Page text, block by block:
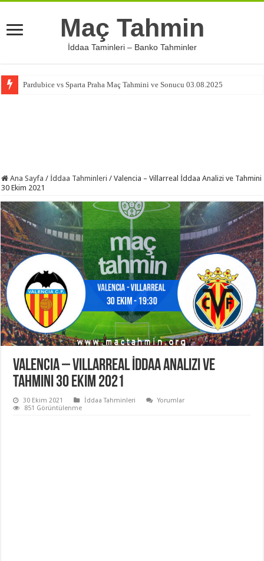
Maç Tahmin
İddaa Taminleri – Banko Tahminler
Pardubice vs Sparta Praha Maç Tahmini ve Sonucu 03.08.2025
Ana Sayfa / İddaa Tahminleri / Valencia – Villarreal İddaa Analizi ve Tahmini
30 Ekim 2021
Valencia – Villarreal İddaa Analizi ve
Tahmini 30 Ekim 2021
30 Ekim 2021 İddaa Tahminleri
Yorumlar
851 Görüntülenme